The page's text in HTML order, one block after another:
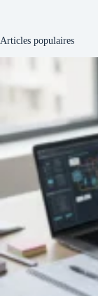
Articles populaires